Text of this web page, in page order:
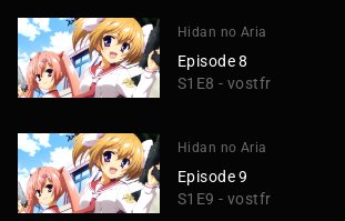
Hidan no Aria
Episode 8
S1E8 - vostfr
Hidan no Aria
Episode 9
S1E9 - vostfr